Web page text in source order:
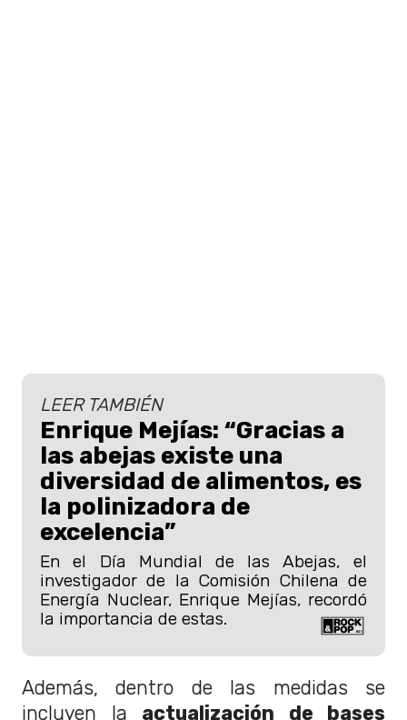
LEER TAMBIÉN
Enrique Mejías: “Gracias a
las abejas existe una
diversidad de alimentos, es
la polinizadora de
excelencia”
En el Día Mundial de las Abejas, el
investigador de la Comisión Chilena de
Energía Nuclear, Enrique Mejías, recordó
la importancia de estas.
Además, dentro de las medidas se
incluyen la actualización de bases